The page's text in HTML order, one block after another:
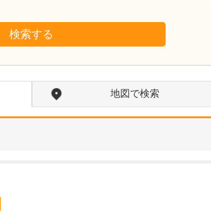
検索する
地図で検索
鹿児島県鹿児島市
あいろ歯科医院
小濱 文色院長